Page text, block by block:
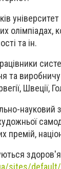
олімпіадах,
та ін.
та виробничу
Швеції,
науковий
премій,
sites/